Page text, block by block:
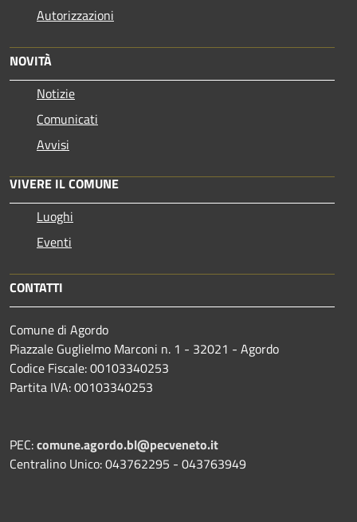
Autorizzazioni
NOVITÀ
Notizie
Comunicati
Avvisi
VIVERE IL COMUNE
Luoghi
Eventi
CONTATTI
Comune di Agordo
Piazzale Guglielmo Marconi n. 1 - 32021 - Agordo
Codice Fiscale: 00103340253
Partita IVA: 00103340253
PEC:comune.agordo.bl@pecveneto.it
Centralino Unico: 043762295 - 043763949